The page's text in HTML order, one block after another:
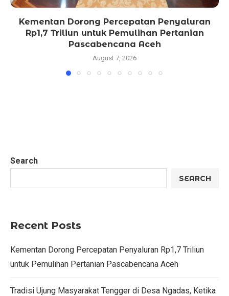
Kementan Dorong Percepatan Penyaluran
Rp1,7 Triliun untuk Pemulihan Pertanian
Pascabencana Aceh
August 7, 2026
Search
SEARCH
Recent Posts
Kementan Dorong Percepatan Penyaluran Rp1,7 Triliun
untuk Pemulihan Pertanian Pascabencana Aceh
Tradisi Ujung Masyarakat Tengger di Desa Ngadas, Ketika